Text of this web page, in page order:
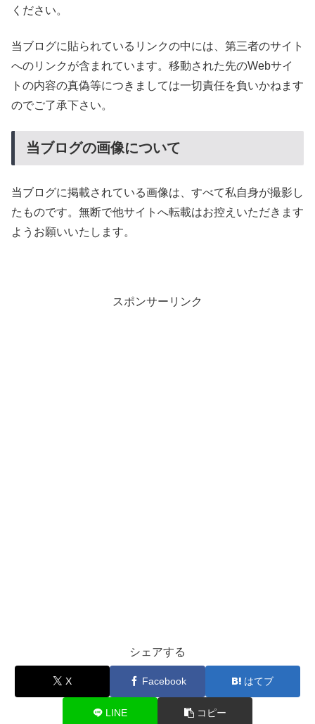
ください。
当ブログに貼られているリンクの中には、第三者のサイト
へのリンクが含まれています。移動された先のWebサイ
トの内容の真偽等につきましては一切責任を負いかねます
のでご了承下さい。
当ブログの画像について
当ブログに掲載されている画像は、すべて私自身が撮影し
たものです。無断で他サイトへ転載はお控えいただきます
ようお願いいたします。
スポンサーリンク
シェアする
X Facebook はてブ
LINE コピー